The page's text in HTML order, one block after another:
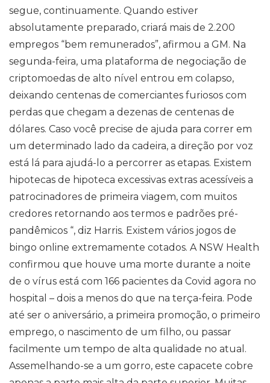
segue, continuamente. Quando estiver
absolutamente preparado, criará mais de 2.200
empregos “bem remunerados”, afirmou a GM. Na
segunda-feira, uma plataforma de negociação de
criptomoedas de alto nível entrou em colapso,
deixando centenas de comerciantes furiosos com
perdas que chegam a dezenas de centenas de
dólares. Caso você precise de ajuda para correr em
um determinado lado da cadeira, a direção por voz
está lá para ajudá-lo a percorrer as etapas. Existem
hipotecas de hipoteca excessivas extras acessíveis a
patrocinadores de primeira viagem, com muitos
credores retornando aos termos e padrões pré-
pandêmicos “, diz Harris. Existem vários jogos de
bingo online extremamente cotados. A NSW Health
confirmou que houve uma morte durante a noite
de o vírus está com 166 pacientes da Covid agora no
hospital – dois a menos do que na terça-feira. Pode
até ser o aniversário, a primeira promoção, o primeiro
emprego, o nascimento de um filho, ou passar
facilmente um tempo de alta qualidade no atual.
Assemelhando-se a um gorro, este capacete cobre